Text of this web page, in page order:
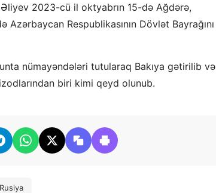
2023-cü il oktyabrın 15-də Ağdərə,
Respublikasının Dövlət Bayrağını
nümayəndələri tutularaq Bakıya gətirilib və
biri kimi qeyd olunub.
Rusiya